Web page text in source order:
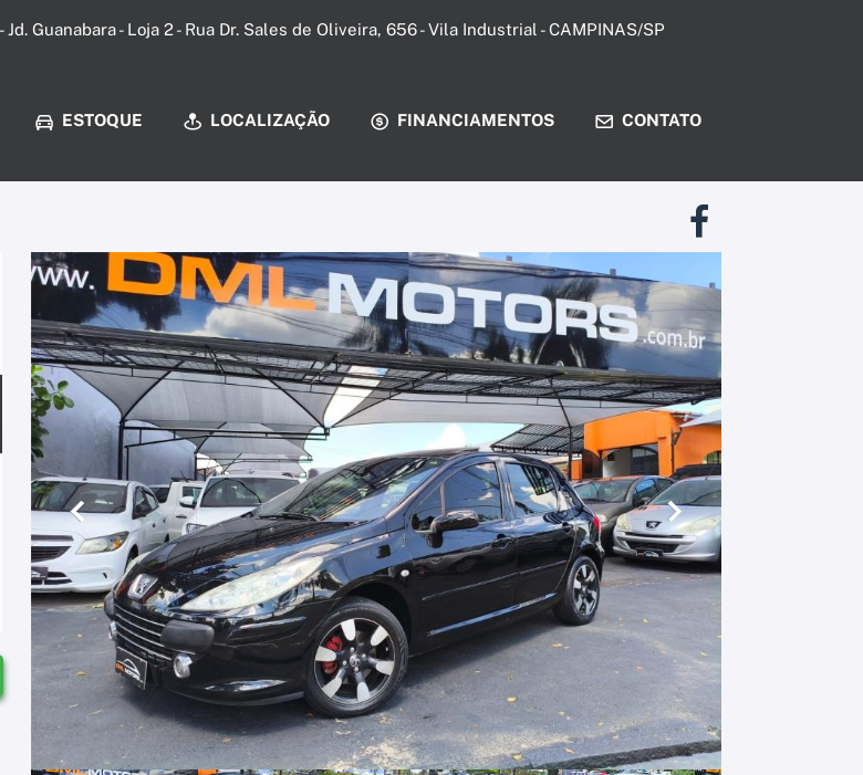
Jd. Guanabara - Loja 2 - Rua Dr. Sales de Oliveira, 656 - Vila Industrial - CAMPINAS/SP
ESTOQUE LOCALIZAÇÃO FINANCIAMENTOS CONTATO
Anterior Próximo